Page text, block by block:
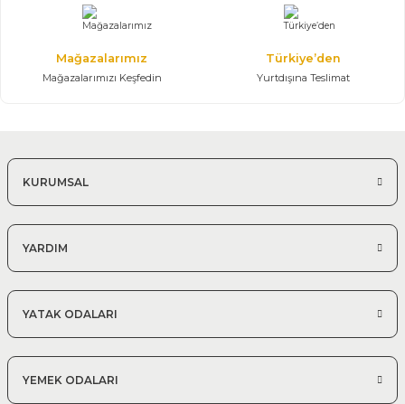
Konsol, Ayna, Masa, 6 Sandalye
Mağazalarımız
Mağazalarımızı Keşfedin
Türkiye’den
Yurtdışına Teslimat
KURUMSAL
YARDIM
YATAK ODALARI
YEMEK ODALARI